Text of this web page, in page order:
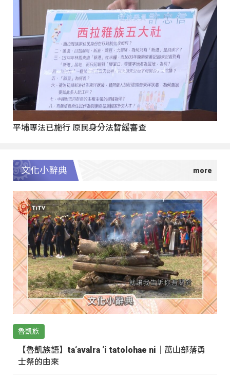
平埔專法已施行 原民身分法暫緩審查
文化小辭典
魯凱族
【魯凱族語】ta‘avalra ‘i tatolohae ni｜萬山部落勇
士祭的由來